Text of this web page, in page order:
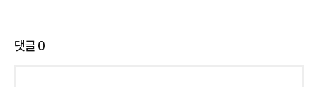
댓글0